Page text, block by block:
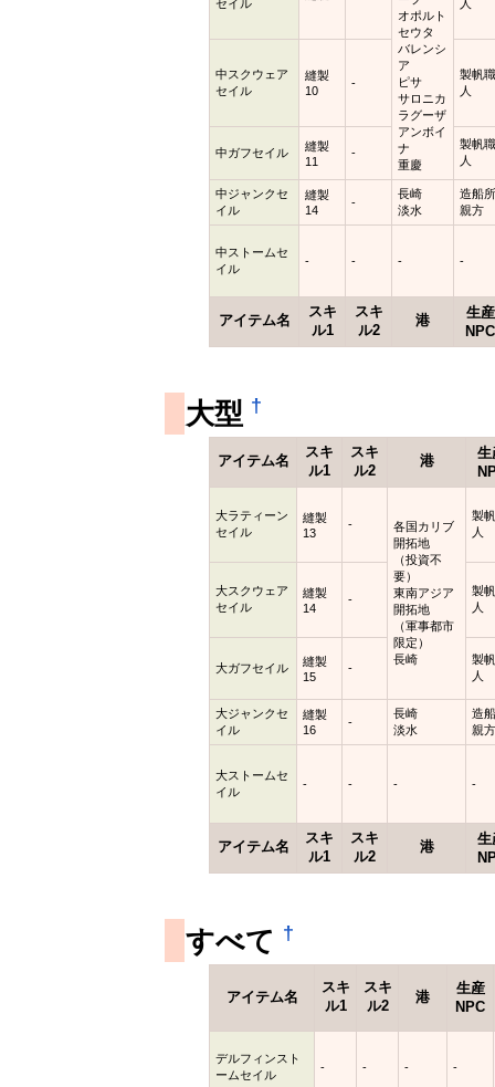
アイテム名
スキ
ル1
スキ
ル2
港
生産
NPC
セイル
オポルト
セウタ
バレンシ
ア
ピサ
サロニカ
ラグーザ
アンボイ
ナ
重慶
人
中スクウェア
セイル
縫製
10
-
製帆
人
中ガフセイル
縫製
11
-
製帆
人
中ジャンクセ
イル
縫製
14
-
長崎
淡水
造船
親方
中ストームセ
イル
- - - -
大型 †
アイテム名
スキ
ル1
スキ
ル2
港
生
アイテム名
スキ
ル1
スキ
ル2
港
生
大ラティーン
セイル
縫製
13
-
各国カリブ
開拓地
（投資不
要）
東南アジア
開拓地
（軍事都市
限定）
長崎
製
人
大スクウェア
セイル
縫製
14
-
製
人
大ガフセイル
縫製
15
-
製
人
大ジャンクセ
イル
縫製
16
-
長崎
淡水
造
親
大ストームセ
イル
- - - -
すべて †
アイテム名
スキ
ル1
スキ
ル2
港
生産
NPC
デルフィンスト
ームセイル
- - - -